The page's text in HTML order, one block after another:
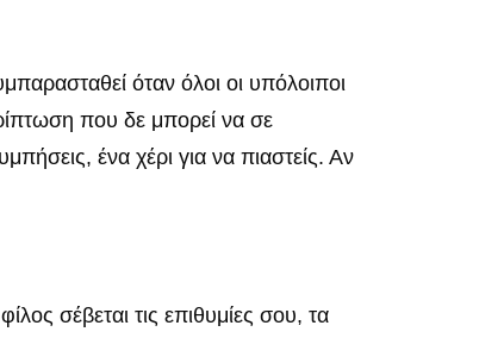
όταν όλοι οι υπόλοιποι
που δε μπορεί να σε
ένα χέρι για να πιαστείς. Αν
σέβεται τις επιθυμίες σου, τα